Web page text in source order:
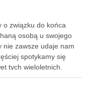
o związku do końca
osobą u swojego
nie zawsze udaje nam
spotykamy się
tych wieloletnich.
…